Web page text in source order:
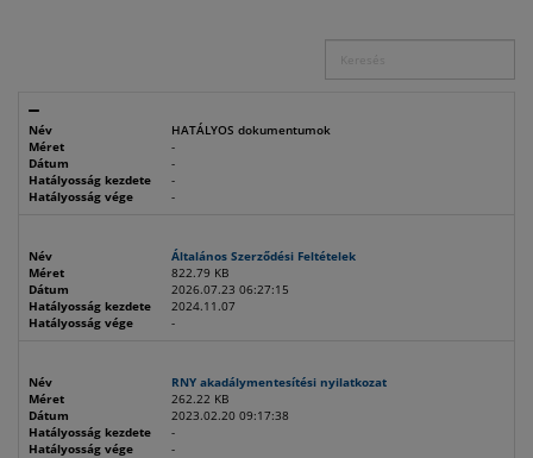
Név
HATÁLYOS dokumentumok
Méret
-
Dátum
-
Hatályosság kezdete
-
Hatályosság vége
-
Név
Általános Szerződési Feltételek
Méret
822.79 KB
Dátum
2026.07.23 06:27:15
Hatályosság kezdete
2024.11.07
Hatályosság vége
-
Név
RNY akadálymentesítési nyilatkozat
Méret
262.22 KB
Dátum
2023.02.20 09:17:38
Hatályosság kezdete
-
Hatályosság vége
-